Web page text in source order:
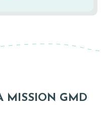
MISSION GMD